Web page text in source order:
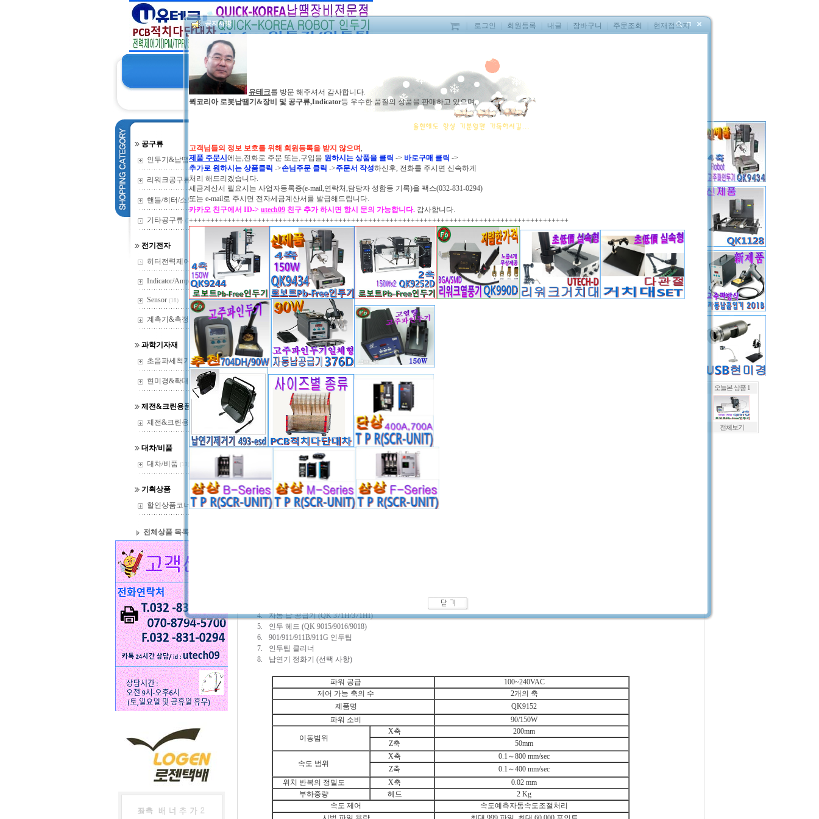
로그인 회원등록 내글 장바구니 주문조회 현재접속자
공구류
인두기&납땜기 (352)
리워크공구류 (135)
핸들/히터/소모 (73)
기타공구류 (2)
전기전자
히터전력제어기 (9)
Indicator/Amp (29)
Sensor (18)
계측기&측정기 (37)
과학기자재
초음파세척기 (22)
현미경&확대경 (144)
제전&크린용품
제전&크린용품
대차/비품
대차/비품 (13)
기획상품
할인상품코너 (36)
전체상품 목록
상품 모델명
원산지
중국OEM
부가세/카드제외
구매수량
EA
* PCB고정 지그는 사용자가 별도 제작하여야됩니다.
QK9152 구성제품
1. 고 열량의 온도 컨트롤러로 연속 작업의 안정성 보장
2. 측정 기능이 있어 불량 발생 방지 가능
4.
자동 납 공급기(QK 371H/371HI)
5.
인두 헤드 (QK 9015/9016/9018)
6.
901/911/911B/911G 인두팁
7.
인두팁 클리너
8.
납연기 정화기 (선택 사항)
파워 공급
100~240VAC
제어 가능 축의 수
2개의 축
제품명
QK9152
파워 소비
90/150W
이동범위
X축
200mm
Z축
50mm
속도 범위
X축
0.1～800 mm/sec
Z축
0.1～400 mm/sec
위치 반복의 정밀도
X축
0.02 mm
부하중량
헤드
2 Kg
속도 제어
속도예측자동속도조절처리
오늘본 상품 1
전체보기
공지사항
유테크를 방문 해주셔서 감사합니다.
퀵코리아 로봇납땜기&장비 및 공구류,Indicator등 우수한 품질의 상품을 판매하고 있으며,
고객님들의 정보 보호를 위해 회원등록을 받지 않으며,
제품 주문시 에는,전화로 주문 또는,구입을 원하시는 상품을 클릭 -> 바로구매 클릭 ->
추가로 원하시는 상품클릭 ->손님주문 클릭 ->주문서 작성하신후, 전화를 주시면 신속하게
처리 해드리겠습니다.
세금계산서 필요시는 사업자등록증(e-mail,연락처,담당자 성함등 기록)을 팩스(032-831-0294)
또는 e-mail로 주시면 전자세금계산서를 발급해드립니다.
카카오 친구에서 ID-> utech09 친구 추가 하시면 항시 문의 가능합니다. 감사합니다.
+++++++++++++++++++++++++++++++++++++++++++++++++++++++++++++++++++++++++++++++++++++++++